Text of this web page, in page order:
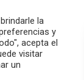
pause PLAY
la
y
acepta el
visitar
un